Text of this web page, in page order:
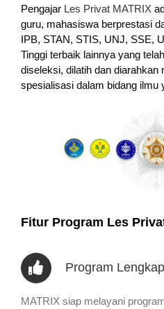
Pengajar Les Privat MATRIX
guru, mahasiswa berprestasi
IPB, STAN, STIS, UNJ, SSE,
Tinggi terbaik lainnya yang
diseleksi, dilatih dan diarahkan
spesialisasi dalam bidang ilmu
Fitur Program Les
Program Lengkap
MATRIX siap melayani